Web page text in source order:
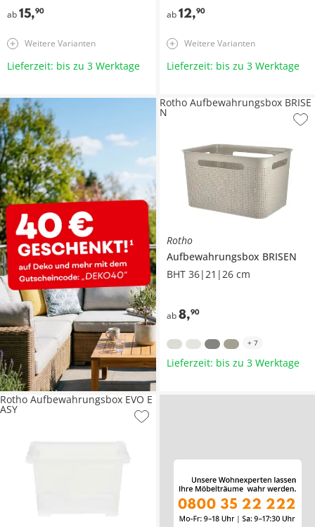
ab15,90
Weitere Varianten
Lieferzeit: bis zu 3 Werktage
ab 12,90
Weitere Varianten
Lieferzeit: bis zu 3 Werktage
Rotho
Aufbewahrungsbox BRISEN
BHT 36|21|26 cm
ab 8,90
Rotho Aufbewahrungsbox BRISE
N
+ 7
Lieferzeit: bis zu 3 Werktage
Rotho Aufbewahrungsbox EVO E
ASY